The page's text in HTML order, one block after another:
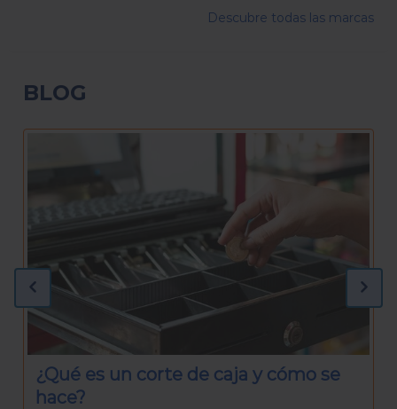
Descubre todas las marcas
BLOG
¿Qué necesitas para preparar una
Rosca de Reyes casera?